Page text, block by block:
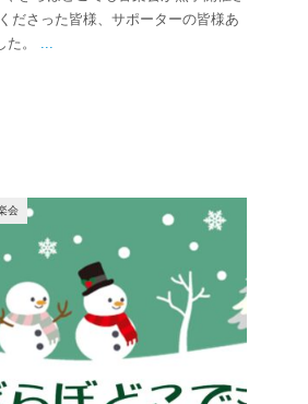
ださった皆様、サポーターの皆様あ
た。 ...
会